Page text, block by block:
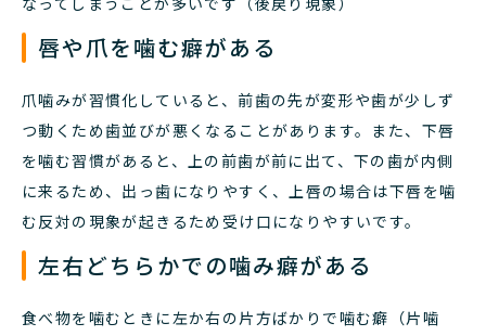
唇や爪を噛む癖がある
爪噛みが習慣化していると、前歯の先が変形や歯が少しず
つ動くため歯並びが悪くなることがあります。また、下唇
を噛む習慣があると、上の前歯が前に出て、下の歯が内側
に来るため、出っ歯になりやすく、上唇の場合は下唇を噛
む反対の現象が起きるため受け口になりやすいです。
左右どちらかでの噛み癖がある
食べ物を噛むときに左か右の片方ばかりで噛む癖（片噛